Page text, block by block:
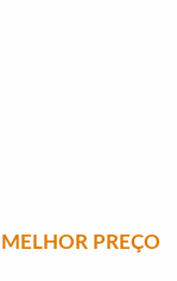
PREÇO